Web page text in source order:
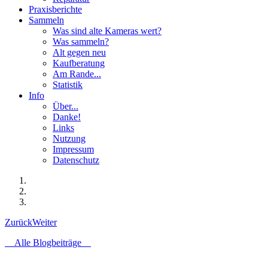
Praxisberichte
Sammeln
Was sind alte Kameras wert?
Was sammeln?
Alt gegen neu
Kaufberatung
Am Rande...
Statistik
Info
Über...
Danke!
Links
Nutzung
Impressum
Datenschutz
ZurückWeiter
Alle Blogbeiträge